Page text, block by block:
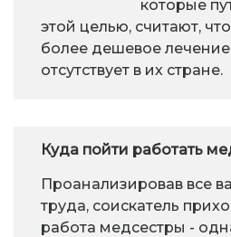
которые
этой целью, считают,
более дешевое лечение
отсутствует в их стране.
Куда пойти работать
Проанализировав все
труда, соискатель
работа медсестры -